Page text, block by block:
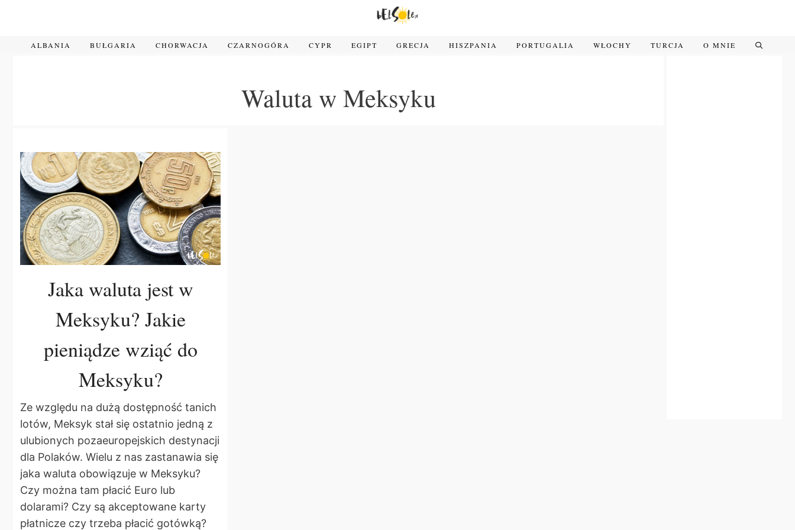
ALBANIA BUŁGARIA CHORWACJA CZARNOGÓRA CYPR EGIPT GRECJA HISZPANIA PORTUGALIA WŁOCHY TURCJA O MNIE
Waluta w Meksyku
Jaka waluta jest w
Meksyku? Jakie
pieniądze wziąć do
Meksyku?
Ze względu na dużą dostępność tanich
lotów, Meksyk stał się ostatnio jedną z
ulubionych pozaeuropejskich destynacji
dla Polaków. Wielu z nas zastanawia się
jaka waluta obowiązuje w Meksyku?
Czy można tam płacić Euro lub
dolarami? Czy są akceptowane karty
płatnicze czy trzeba płacić gotówką?